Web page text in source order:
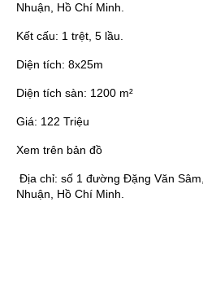
Nhuận, Hồ Chí Minh.
Kết cấu: 1 trệt, 5 lầu.
Diện tích: 8x25m
Diện tích sàn: 1200 m²
Giá: 122 Triệu
Xem trên bản đồ
Địa chỉ: số 1 đường Đặng Văn
Nhuận, Hồ Chí Minh.